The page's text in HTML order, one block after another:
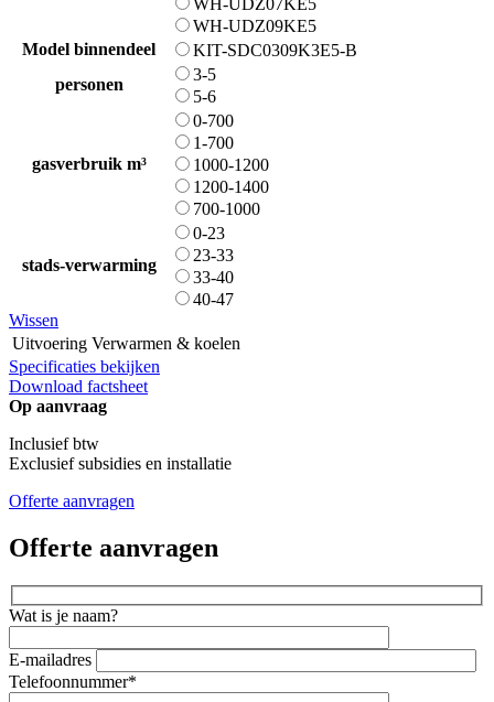
WH-UDZ09KE5
Model binnendeel
KIT-SDC0309K3E5-B
personen
3-5
5-6
gasverbruik m³
0-700
1-700
1000-1200
1200-1400
700-1000
stads-verwarming
0-23
23-33
33-40
40-47
Wissen
Uitvoering Verwarmen & koelen
Specificaties bekijken
Download factsheet
Op aanvraag
Inclusief btw
Exclusief subsidies en installatie
Offerte aanvragen
Offerte aanvragen
Wat is je naam?
E-mailadres
Telefoonnummer*